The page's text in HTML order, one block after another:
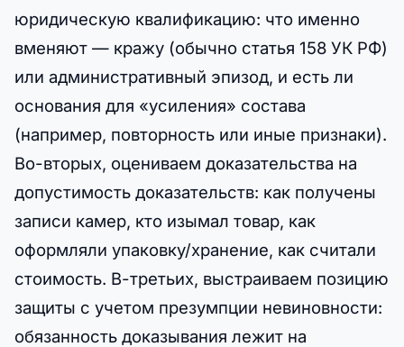
юридическую квалификацию: что именно
вменяют — кражу (обычно статья 158 УК РФ)
или административный эпизод, и есть ли
основания для «усиления» состава
(например, повторность или иные признаки).
Во-вторых, оцениваем доказательства на
допустимость доказательств: как получены
записи камер, кто изымал товар, как
оформляли упаковку/хранение, как считали
стоимость. В-третьих, выстраиваем позицию
защиты с учетом презумпции невиновности:
обязанность доказывания лежит на